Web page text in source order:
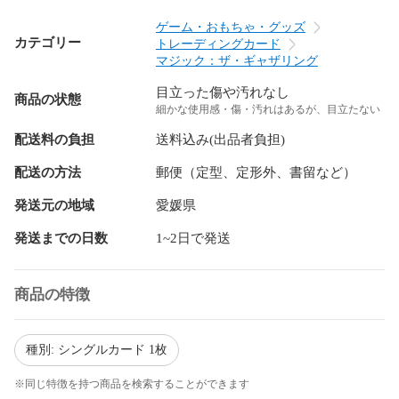
カテゴリー
ゲーム・おもちゃ・グッズ
トレーディングカード
マジック：ザ・ギャザリング
商品の状態 目立った傷や汚れなし
細かな使用感・傷・汚れはあるが、目立たない
配送料の負担 送料込み(出品者負担)
配送の方法 郵便（定型、定形外、書留など）
発送元の地域 愛媛県
発送までの日数 1~2日で発送
商品の特徴
種別: シングルカード 1枚
※同じ特徴を持つ商品を検索することができます